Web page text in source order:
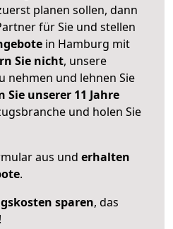
planen sollen, dann
für Sie und stellen
in Hamburg mit
Sie nicht, unsere
nehmen und lehnen Sie
Sie unserer 11 Jahre
und holen Sie
aus und erhalten
.
sparen, das